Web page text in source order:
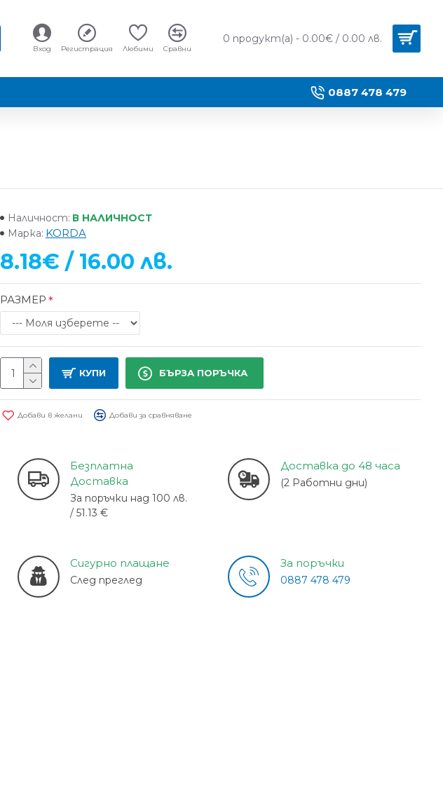
Вход Регистрация Любими Сравни
0 продукт(а) - 0.00€ / 0.00 лв.
0887 478 479
Наличност: В НАЛИЧНОСТ
Марка: KORDA
8.18€ / 16.00 лв.
РАЗМЕР
КУПИ БЪРЗА ПОРЪЧКА
Добави в желани Добави за сравняване
Безплатна
Доставка
За поръчки над 100 лв.
/ 51.13 €
Доставка до 48 часа
(2 Работни дни)
Сигурно плащане
След преглед
За поръчки
0887 478 479